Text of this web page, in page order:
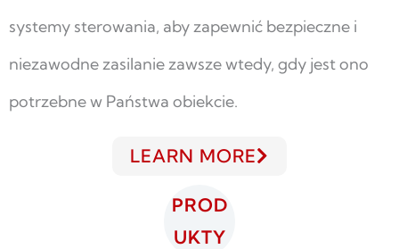
systemy sterowania, aby zapewnić bezpieczne i
niezawodne zasilanie zawsze wtedy, gdy jest ono
potrzebne w Państwa obiekcie.
LEARN MORE
PROD
UKTY